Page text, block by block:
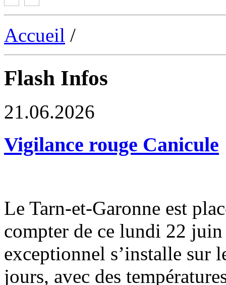
Accueil /
Flash Infos
21.06.2026
Vigilance rouge Canicule
Le Tarn-et-Garonne est
compter de ce lundi 22
exceptionnel s’installe sur
jours, avec des